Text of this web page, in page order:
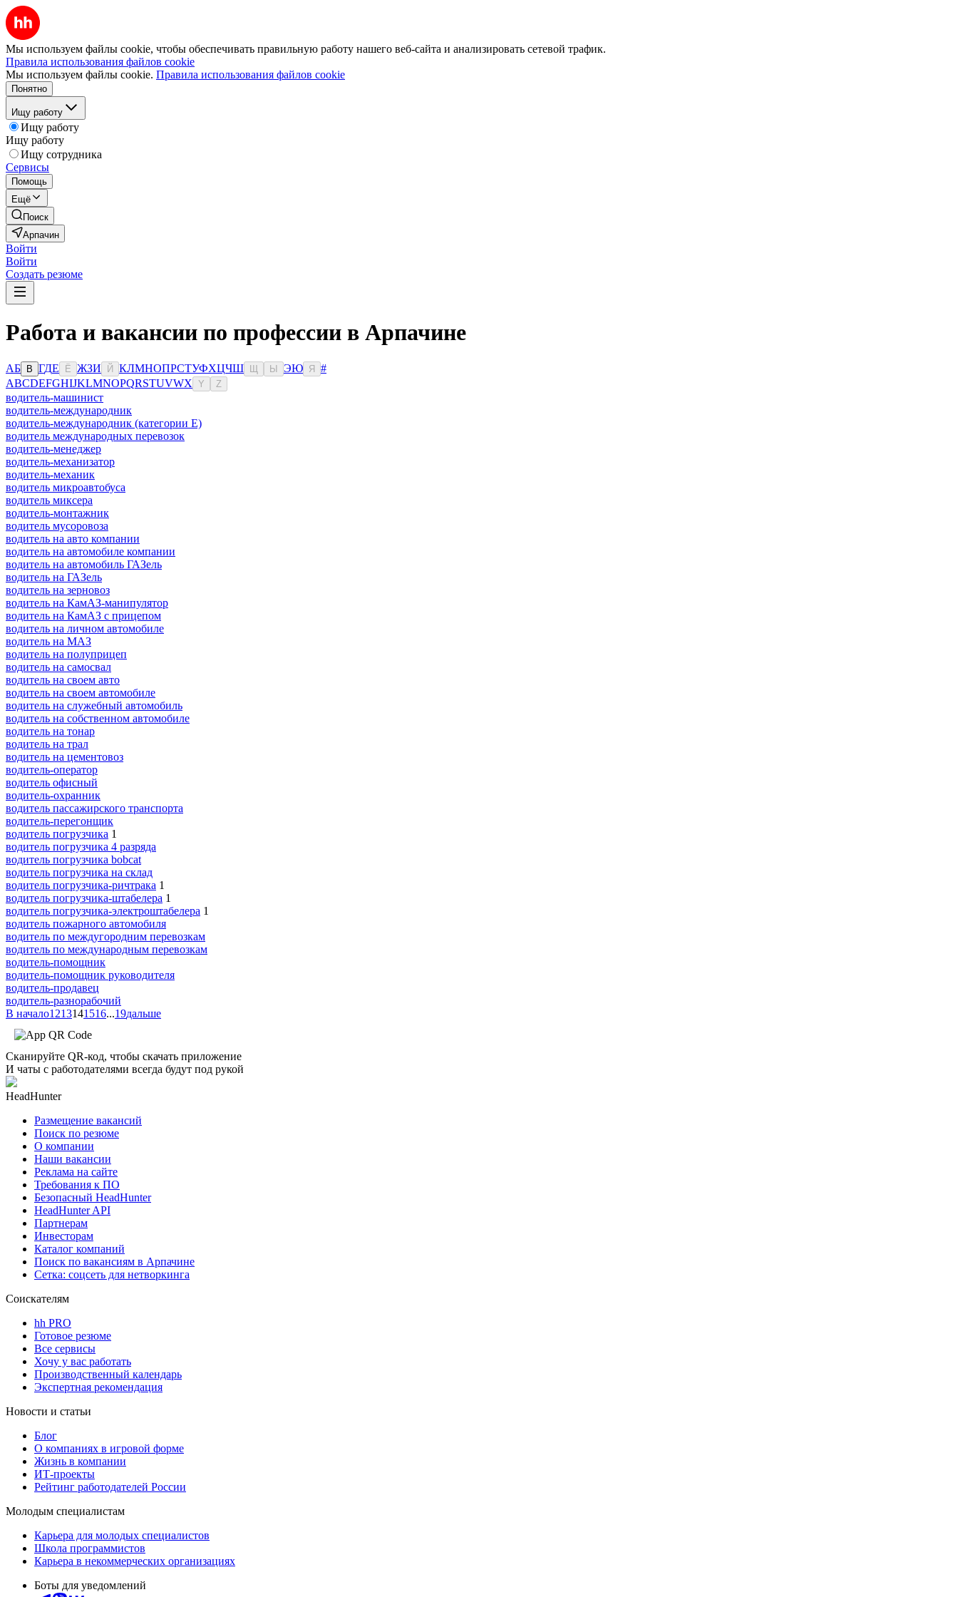
Мы используем файлы cookie, чтобы обеспечивать правильную работу нашего веб-сайта и анализировать сетевой трафик.
Правила использования файлов cookie
Мы используем файлы cookie. Правила использования файлов cookie
Понятно
Ищу работу
Ищу работу
Ищу работу
Ищу сотрудника
Сервисы
Помощь
Ещё
Поиск
Арпачин
Войти
Войти
Создать резюме
Работа и вакансии по профессии в Арпачине
АБ В ГДЕ Ё ЖЗИ Й КЛМНОПРСТУФХЦЧШ Ы ЭЮ Я
#
ABCDEFGHIJKLMNOPQRSTUVWX Y Z
водитель-машинист
водитель-международник
водитель-международник (категории Е)
водитель международных перевозок
водитель-менеджер
водитель-механизатор
водитель-механик
водитель микроавтобуса
водитель миксера
водитель-монтажник
водитель мусоровоза
водитель на авто компании
водитель на автомобиле компании
водитель на автомобиль ГАЗель
водитель на ГАЗель
водитель на зерновоз
водитель на КамАЗ-манипулятор
водитель на КамАЗ с прицепом
водитель на личном автомобиле
водитель на МАЗ
водитель на полуприцеп
водитель на самосвал
водитель на своем авто
водитель на своем автомобиле
водитель на служебный автомобиль
водитель на собственном автомобиле
водитель на тонар
водитель на трал
водитель на цементовоз
водитель-оператор
водитель офисный
водитель-охранник
водитель пассажирского транспорта
водитель-перегонщик
водитель погрузчика 1
водитель погрузчика 4 разряда
водитель погрузчика bobcat
водитель погрузчика на склад
водитель погрузчика-ричтрака 1
водитель погрузчика-штабелера 1
водитель погрузчика-электроштабелера 1
водитель пожарного автомобиля
водитель по междугородним перевозкам
водитель по международным перевозкам
водитель-помощник
водитель-помощник руководителя
водитель-продавец
водитель-разнорабочий
В начало1213141516...19дальше
Сканируйте QR-код, чтобы скачать приложение
И чаты с работодателями всегда будут под рукой
HeadHunter
Размещение вакансий
Поиск по резюме
О компании
Наши вакансии
Реклама на сайте
Требования к ПО
Безопасный HeadHunter
HeadHunter API
Партнерам
Инвесторам
Каталог компаний
Поиск по вакансиям в Арпачине
Сетка: соцсеть для нетворкинга
Соискателям
hh PRO
Готовое резюме
Все сервисы
Хочу у вас работать
Производственный календарь
Экспертная рекомендация
Новости и статьи
Блог
О компаниях в игровой форме
Жизнь в компании
ИТ-проекты
Рейтинг работодателей России
Молодым специалистам
Карьера для молодых специалистов
Школа программистов
Карьера в некоммерческих организациях
Боты для уведомлений